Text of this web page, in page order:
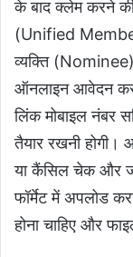
के बाद क्लेम करने की
(Unified
व्यक्ति (Nominee)
ऑनलाइन आवेदन कर
लिंक मोबाइल नंबर
तैयार रखनी
या कैंसिल चेक और
फॉर्मेट में अपलोड
होना चाहिए और